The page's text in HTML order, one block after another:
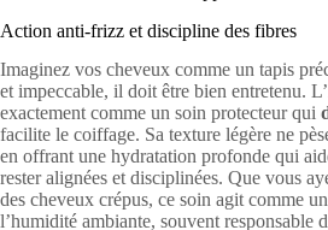
Action anti-frizz et discipline des fibres
Imaginez vos cheveux comme un tapis
et impeccable, il doit être bien entretenu.
exactement comme un soin protecteur qui
facilite le coiffage. Sa texture légère ne
en offrant une hydratation profonde qui
rester alignées et disciplinées. Que vous
des cheveux crépus, ce soin agit comme
l’humidité ambiante, souvent responsable